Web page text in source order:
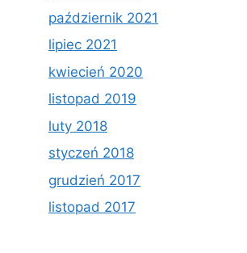
październik 2021
lipiec 2021
kwiecień 2020
listopad 2019
luty 2018
styczeń 2018
grudzień 2017
listopad 2017